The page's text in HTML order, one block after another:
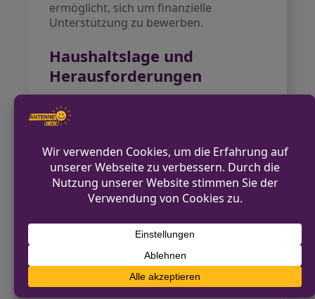
ermöglicht, sich um finanzielle
Unterstützung zu bewerben.
Haushaltslage und
Herausforderungen
Das verfügbare Projektmittelfbudget
betrug im Jahr 2024 schätzungsweise
790.000 Euro an Drittmitteln. Allerdings
stagnierte der städtische Zuschuss
zwischen 2019 und 2024 und wird 2025
und auch 2026 weiter sinken. Die Effekte
und Erfolge der bisherigen Maßnahmen
sollen jedoch weiterhin kritisch
bewertet werden, um in der aktuellen
angespannten Haushaltslage die
Notwendigkeit eines aktiven
Citymanagements zu unterstreichen.